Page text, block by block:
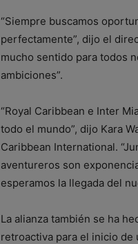
“Siempre buscamos
perfectamente”, dijo el
mucho sentido para todos
ambiciones”.
“Royal Caribbean e Inter
todo el mundo”, dijo Kara
Caribbean International.
aventureros son
esperamos la llegada del
La alianza también se ha
retroactiva para el inicio de